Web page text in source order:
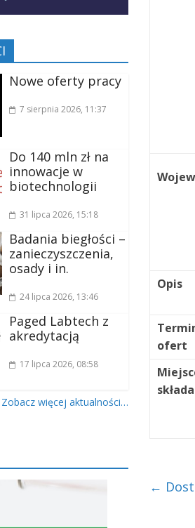
Opis
ofert
←
Nowe oferty pracy
7 sierpnia 2026, 11:37
Do 140 mln zł na
innowacje w
biotechnologii
31 lipca 2026, 15:18
Badania biegłości –
zanieczyszczenia,
osady i in.
24 lipca 2026, 13:46
Paged Labtech z
akredytacją
17 lipca 2026, 08:58
Zobacz więcej aktualności…